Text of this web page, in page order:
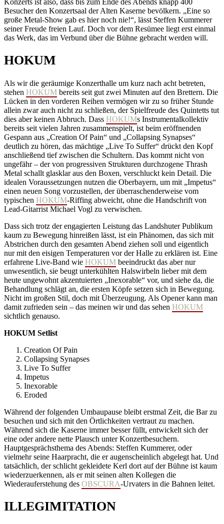
Konzerts ist also, dass bis zum Ende des Abends knapp 400
Besucher den Konzertsaal der Alten Kaserne bevölkern. „Eine so
große Metal-Show gab es hier noch nie!“, lässt Steffen Kummerer
seiner Freude freien Lauf. Doch vor dem Resümee liegt erst einmal
das Werk, das im Verbund über die Bühne gebracht werden will.
HOKUM
Als wir die geräumige Konzerthalle um kurz nach acht betreten,
stehen HOKUM bereits seit gut zwei Minuten auf den Brettern. Die
Lücken in den vorderen Reihen vermögen wir zu so früher Stunde
allein zwar auch nicht zu schließen, der Spielfreude des Quintetts tut
dies aber keinen Abbruch. Dass HOKUMs Instrumentalkollektiv
bereits seit vielen Jahren zusammenspielt, ist beim eröffnenden
Gespann aus „Creation Of Pain“ und „Collapsing Synapses“
deutlich zu hören, das mächtige „Live To Suffer“ drückt den Kopf
anschließend tief zwischen die Schultern. Das kommt nicht von
ungefähr – der von progressiven Strukturen durchzogene Thrash
Metal schallt glasklar aus den Boxen, verschluckt kein Detail. Die
idealen Voraussetzungen nutzen die Oberbayern, um mit „Impetus“
einen neuen Song vorzustellen, der überraschenderweise vom
typischen HOKUM-Riffing abweicht, ohne die Handschrift von
Lead-Gitarrist Michael Vogl zu verwischen.
Dass sich trotz der engagierten Leistung das Landshuter Publikum
kaum zu Bewegung hinreißen lässt, ist ein Phänomen, das sich mit
Abstrichen durch den gesamten Abend ziehen soll und eigentlich
nur mit den eisigen Temperaturen vor der Halle zu erklären ist. Eine
erfahrene Live-Band wie HOKUM beeindruckt das aber nur
unwesentlich, sie beugt unterkühlten Halswirbeln lieber mit dem
heute ungewohnt akzentuierten „Inexorable“ vor, und siehe da, die
Behandlung schlägt an, die ersten Köpfe setzen sich in Bewegung.
Nicht im großen Stil, doch mit Überzeugung. Als Opener kann man
damit zufrieden sein – das meinen wir und das sehen HOKUM
sichtlich genauso.
HOKUM Setlist
Creation Of Pain
Collapsing Synapses
Live To Suffer
Impetus
Inexorable
Eroded
Während der folgenden Umbaupause bleibt erstmal Zeit, die Bar zu
besuchen und sich mit den Örtlichkeiten vertraut zu machen.
Während sich die Kaserne immer besser füllt, entwickelt sich der
eine oder andere nette Plausch unter Konzertbesuchern.
Hauptgesprächsthema des Abends: Steffen Kummerer, oder
vielmehr seine Haarpracht, die er augenscheinlich abgelegt hat. Und
tatsächlich, der schlicht gekleidete Kerl dort auf der Bühne ist kaum
wiederzuerkennen, als er mit seinen alten Kollegen die
Wiederauferstehung des OBSCURA-Urvaters in die Bahnen leitet.
ILLEGIMITATION